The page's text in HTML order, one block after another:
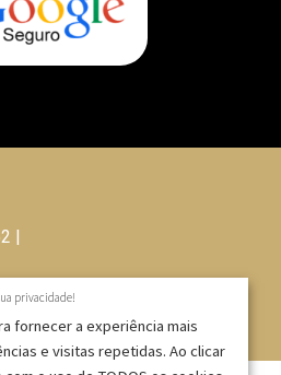
|
privacidade!
fornecer a experiência mais
e visitas repetidas. Ao clicar